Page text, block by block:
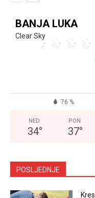
BANJA LUKA
Clear Sky
76 %
NED
34°
PON
37°
POSLJEDNJE